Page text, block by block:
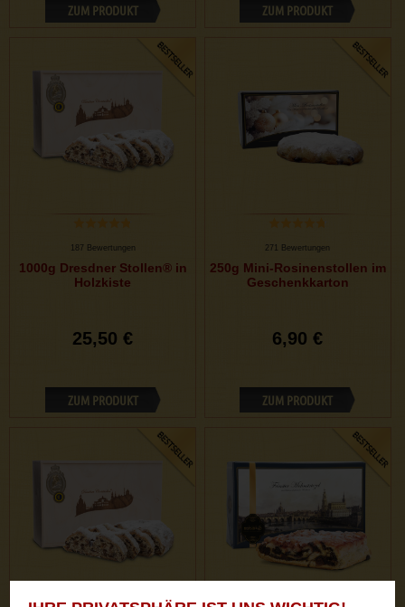
ZUM PRODUKT ZUM PRODUKT
187 Bewertungen
1000g Dresdner Stollen® in
Holzkiste
25,50 €
ZUM PRODUKT
271 Bewertungen
250g Mini-Rosinenstollen im
Geschenkkarton
6,90 €
ZUM PRODUKT